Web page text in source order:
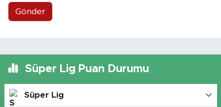
Gönder
Süper Lig Puan Durumu
Süper Lig